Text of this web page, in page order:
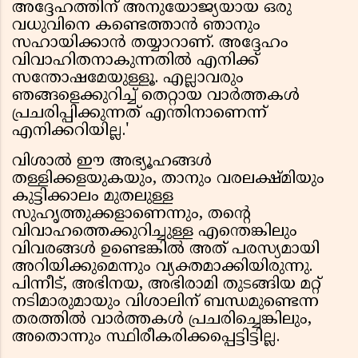
അദ്ദേഹത്തിന് അനുയോജ്യയായ ഒരു
വധുവിനെ കണ്ടെത്താൻ ഞാനും
സഹായിക്കാൻ തയ്യാറാണ്. അദ്ദേഹം
വിവാഹിതനാകുന്നതിൽ എനിക്ക്
സന്തോഷമേയുള്ളൂ. എല്ലാവരും
ഞങ്ങളെക്കുറിച്ച് തെറ്റായ വാർത്തകൾ
പ്രചരിപ്പിക്കുന്നത് എന്തിനാണെന്ന്
എനിക്കറിയില്ല.'
വിശാൽ ഈ അഭ്യൂഹങ്ങൾ
തള്ളിക്കളയുകയും, താനും വരലക്ഷ്മിയും
കുട്ടിക്കാലം മുതലുള്ള
സുഹൃത്തുക്കളാണെന്നും, തൻ്റെ
വിവാഹത്തെക്കുറിച്ചുള്ള എന്തെങ്കിലും
വിവരങ്ങൾ ഉണ്ടെങ്കിൽ അത് പരസ്യമായി
അറിയിക്കുമെന്നും വ്യക്തമാക്കിയിരുന്നു.
പിന്നീട്, അഭിനയ, അഭിരാമി തുടങ്ങിയ മറ്റ്
നടിമാരുമായും വിശാലിന് ബന്ധമുണ്ടെന്ന
തരത്തിൽ വാർത്തകൾ പ്രചരിച്ചെങ്കിലും,
അതൊന്നും സ്ഥിരീകരിക്കപ്പെട്ടിട്ടില്ല.